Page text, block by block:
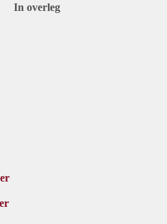
In overleg